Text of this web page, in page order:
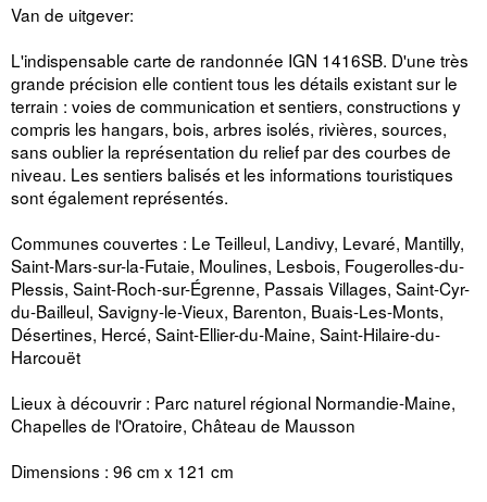
Van de uitgever:
L'indispensable carte de randonnée IGN 1416SB. D'une très
grande précision elle contient tous les détails existant sur le
terrain : voies de communication et sentiers, constructions y
compris les hangars, bois, arbres isolés, rivières, sources,
sans oublier la représentation du relief par des courbes de
niveau. Les sentiers balisés et les informations touristiques
sont également représentés.
Communes couvertes : Le Teilleul, Landivy, Levaré, Mantilly,
Saint-Mars-sur-la-Futaie, Moulines, Lesbois, Fougerolles-du-
Plessis, Saint-Roch-sur-Égrenne, Passais Villages, Saint-Cyr-
du-Bailleul, Savigny-le-Vieux, Barenton, Buais-Les-Monts,
Désertines, Hercé, Saint-Ellier-du-Maine, Saint-Hilaire-du-
Harcouët
Lieux à découvrir : Parc naturel régional Normandie-Maine,
Chapelles de l'Oratoire, Château de Mausson
Dimensions : 96 cm x 121 cm